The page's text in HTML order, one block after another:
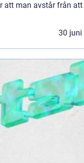
att man avstår från
30 juni